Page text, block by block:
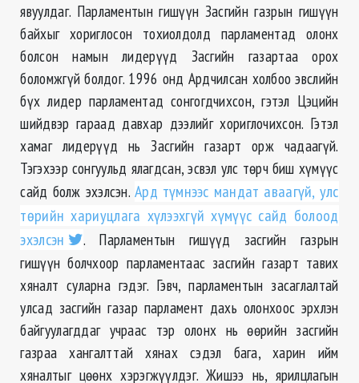
явуулдаг. Парламентын гишүүн Засгийн газрын гишүүн
байхыг хориглосон тохиолдолд парламентад олонх
болсон намын лидерүүд Засгийн газартаа орох
боломжгүй болдог. 1996 онд Ардчилсан холбоо эвслийн
бүх лидер парламентад сонгогдчихсон, гэтэл Цэцийн
шийдвэр гараад давхар дээлийг хориглочихсон. Гэтэл
хамаг лидерүүд нь Засгийн газарт орж чадаагүй.
Тэгэхээр сонгуульд ялагдсан, эсвэл улс төрч биш хүмүүс
сайд болж эхэлсэн. Ард түмнээс мандат аваагүй, улс
төрийн хариуцлага хүлээхгүй хүмүүс сайд болоод
эхэлсэн
. Парламентын гишүүд засгийн газрын
гишүүн болчхоор парламентаас засгийн газарт тавих
хяналт суларна гэдэг. Гэвч, парламентын засаглалтай
улсад засгийн газар парламент дахь олонхоос эрхлэн
байгуулагддаг учраас тэр олонх нь өөрийн засгийн
газраа хангалттай хянах сэдэл бага, харин ийм
хяналтыг цөөнх хэрэгжүүлдэг. Жишээ нь, ярилцлагын